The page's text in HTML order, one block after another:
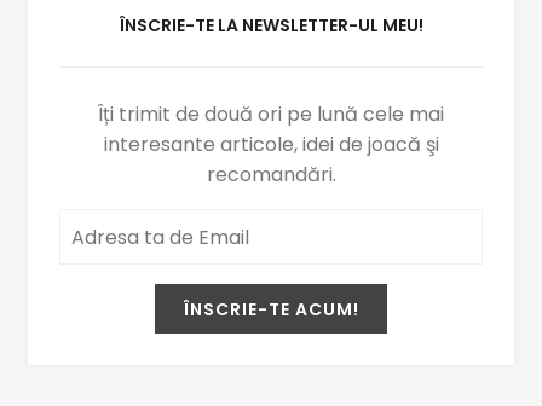
ÎNSCRIE-TE LA NEWSLETTER-UL MEU!
Îți trimit de două ori pe lună cele mai
interesante articole, idei de joacă şi
recomandări.